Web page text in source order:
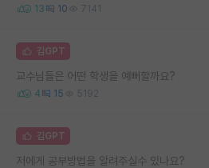
13 10 7141
김GPT
교수님들은 어떤 학생을 예뻐할까요?
4 15 5192
김GPT
저에게 공부방법을 알려주실수 있나요?